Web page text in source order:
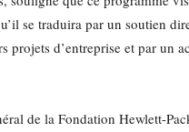
se traduira par un soutien
projets d’entreprise et par un
de la Fondation Hewlett-